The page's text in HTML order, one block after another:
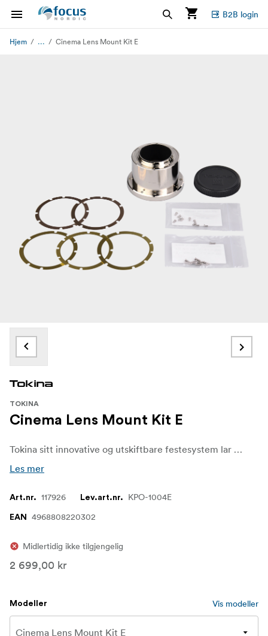
B2B login
Hjem ... Cinema Lens Mount Kit E
TOKINA
Cinema Lens Mount Kit E
Tokina sitt innovative og utskiftbare festesystem lar deg endre festet på objektivet, slik at det samsvarer med det nyeste kameraet ditt. Hvert feste har rustfri stålkonstruksjon som er laget for å tåle streng produksjon. Det er mange ting som kan gå galt på settet, men objektivfatningen din vil ikke være en av dem .
Les mer
Art.nr. 117926 Lev.art.nr. KPO-1004E
EAN 4968808220302
Midlertidig ikke tilgjengelig
2 699,00 kr
Modeller Vis modeller